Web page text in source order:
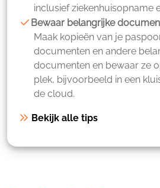
inclusief ziekenhuisopname
Bewaar belangrijke
Maak kopieën van je
documenten en andere
documenten en bewaar ze
plek, bijvoorbeeld in een
de cloud.
Bekijk alle tips